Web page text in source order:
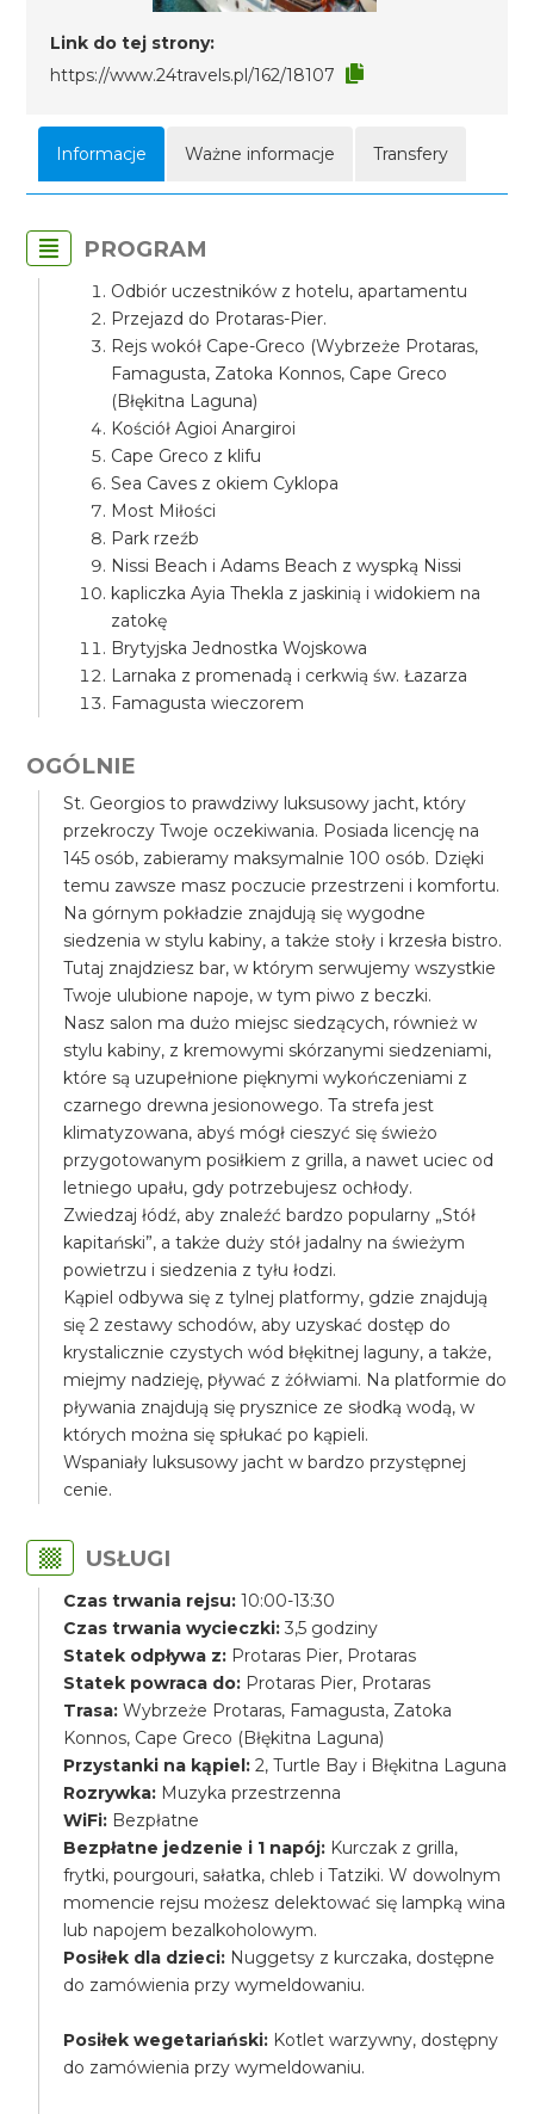
Link do tej strony:
https://www.24travels.pl/162/18107
Informacje Ważne informacje Transfery
PROGRAM
Odbiór uczestników z hotelu, apartamentu
Przejazd do Protaras-Pier.
Rejs wokół Cape-Greco (Wybrzeże Protaras,
Famagusta, Zatoka Konnos, Cape Greco
(Błękitna Laguna)
Kościół Agioi Anargiroi
Cape Greco z klifu
Sea Caves z okiem Cyklopa
Most Miłości
Park rzeźb
Nissi Beach i Adams Beach z wyspką Nissi
kapliczka Ayia Thekla z jaskinią i widokiem na
zatokę
Brytyjska Jednostka Wojskowa
Larnaka z promenadą i cerkwią św. Łazarza
Famagusta wieczorem
OGÓLNIE
St. Georgios to prawdziwy luksusowy jacht, który
przekroczy Twoje oczekiwania. Posiada licencję na
145 osób, zabieramy maksymalnie 100 osób. Dzięki
temu zawsze masz poczucie przestrzeni i komfortu.
Na górnym pokładzie znajdują się wygodne
siedzenia w stylu kabiny, a także stoły i krzesła bistro.
Tutaj znajdziesz bar, w którym serwujemy wszystkie
Twoje ulubione napoje, w tym piwo z beczki.
Nasz salon ma dużo miejsc siedzących, również w
stylu kabiny, z kremowymi skórzanymi siedzeniami,
które są uzupełnione pięknymi wykończeniami z
czarnego drewna jesionowego. Ta strefa jest
klimatyzowana, abyś mógł cieszyć się świeżo
przygotowanym posiłkiem z grilla, a nawet uciec od
letniego upału, gdy potrzebujesz ochłody.
Zwiedzaj łódź, aby znaleźć bardzo popularny „Stół
kapitański”, a także duży stół jadalny na świeżym
powietrzu i siedzenia z tyłu łodzi.
Kąpiel odbywa się z tylnej platformy, gdzie znajdują
się 2 zestawy schodów, aby uzyskać dostęp do
krystalicznie czystych wód błękitnej laguny, a także,
miejmy nadzieję, pływać z żółwiami. Na platformie do
pływania znajdują się prysznice ze słodką wodą, w
których można się spłukać po kąpieli.
Wspaniały luksusowy jacht w bardzo przystępnej
cenie.
USŁUGI
Czas trwania rejsu: 10:00-13:30
Czas trwania wycieczki: 3,5 godziny
Statek odpływa z: Protaras Pier, Protaras
Statek powraca do: Protaras Pier, Protaras
Trasa: Wybrzeże Protaras, Famagusta, Zatoka
Konnos, Cape Greco (Błękitna Laguna)
Przystanki na kąpiel: 2, Turtle Bay i Błękitna Laguna
Rozrywka: Muzyka przestrzenna
WiFi: Bezpłatne
Bezpłatne jedzenie i 1 napój: Kurczak z grilla,
frytki, pourgouri, sałatka, chleb i Tatziki. W dowolnym
momencie rejsu możesz delektować się lampką wina
lub napojem bezalkoholowym.
Posiłek dla dzieci: Nuggetsy z kurczaka, dostępne
do zamówienia przy wymeldowaniu.
Posiłek wegetariański: Kotlet warzywny, dostępny
do zamówienia przy wymeldowaniu.